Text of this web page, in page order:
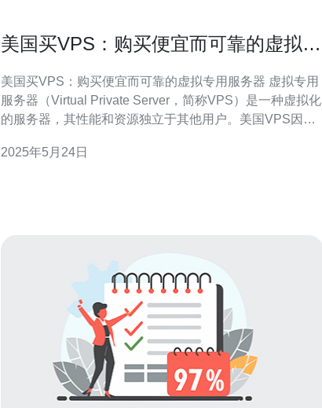
美国买VPS：购买便宜而可靠的虚拟专
美国买VPS：购买便宜而可靠的虚拟专用服务器 虚拟专用
服务器（Virtual Private Server，简称VPS）是一种虚拟化
的服务器，其性能和资源独立于其他用户。美国VPS因其
据中心和网络基础设施，可以为用户提供高速、可靠的服
2025年5月24日